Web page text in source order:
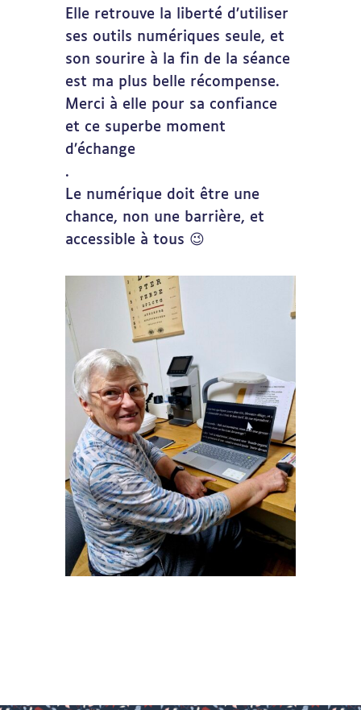
Elle retrouve la liberté d’utiliser
ses outils numériques seule, et
son sourire à la fin de la séance
est ma plus belle récompense.
Merci à elle pour sa confiance
et ce superbe moment
d’échange
.
Le numérique doit être une
chance, non une barrière, et
accessible à tous 😉